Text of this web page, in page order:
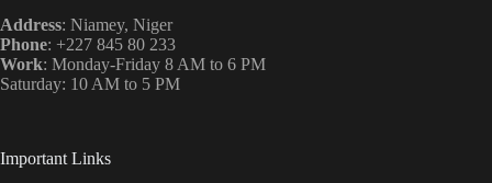
Address: Niamey, Niger
Phone: +227 845 80 233
Work: Monday-Friday 8 AM to 6 PM
Saturday: 10 AM to 5 PM
Important Links